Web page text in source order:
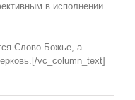
в исполнении
Слово Божье, а
vc_column_text]